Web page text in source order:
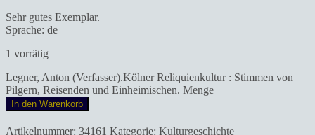
Sehr gutes Exemplar.
Sprache: de
1 vorrätig
Legner, Anton (Verfasser).Kölner Reliquienkultur : Stimmen von
Pilgern, Reisenden und Einheimischen. Menge
In den Warenkorb
Artikelnummer: 34161 Kategorie: Kulturgeschichte